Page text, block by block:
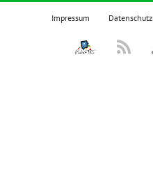
Zum
Impressum Datenschutz
IPadsTKSRss